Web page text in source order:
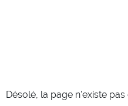
Désolé, la page n'existe